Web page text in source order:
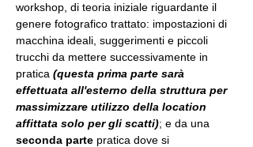
workshop, di teoria iniziale riguardante il
genere fotografico trattato: impostazioni di
macchina ideali, suggerimenti e piccoli
trucchi da mettere successivamente in
pratica (questa prima parte sarà
effettuata all'esterno della struttura per
massimizzare utilizzo della location
affittata solo per gli scatti); e da una
seconda parte pratica dove si